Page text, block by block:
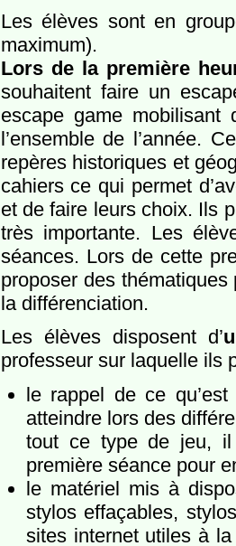
Les élèves sont en
maximum).
Lors de la première
souhaitent faire un
escape game mobilisant
l’ensemble de l’année.
repères historiques et
cahiers ce qui permet
et de faire leurs choix. Ils
très importante. Les
séances. Lors de cette
proposer des
la différenciation.
Les élèves disposent d’
professeur sur laquelle ils
le rappel de ce
atteindre lors des
tout ce type de jeu,
première séance pour
le matériel mis à
stylos effaçables,
sites internet utiles à